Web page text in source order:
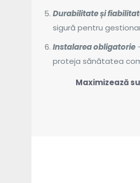
Durabilitate și
sigură pentru
Instalarea obligatorie
proteja sănătatea
Maximizează